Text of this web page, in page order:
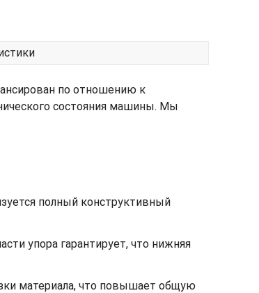
по отношению к
состояния машины. Мы
полный конструктивный
упора гарантирует, что нижняя
материала, что повышает общую